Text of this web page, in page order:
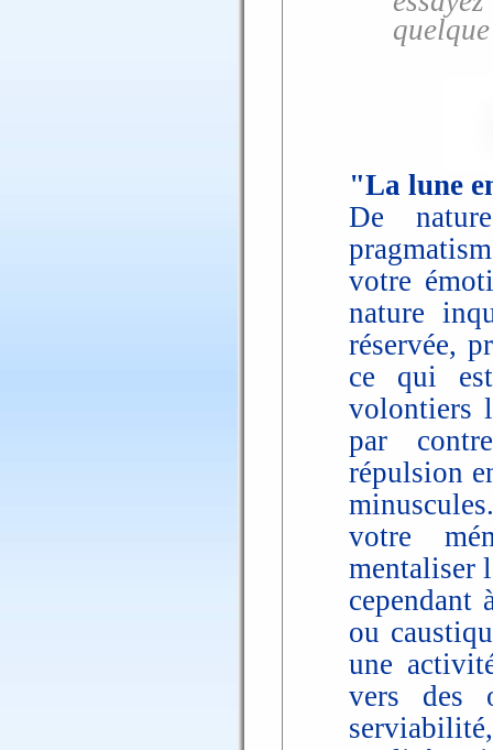
"La lune
De
votre
nature
réservée,
ce qui
volontiers
par
répulsion
votre
mentaliser
cependant
ou
une
vers des